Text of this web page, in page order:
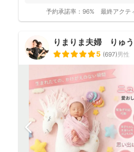
予約承諾率： 96% 最終アクテ
りまりま夫婦 りゅ
5 (697)男性